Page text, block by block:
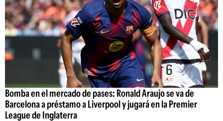
Bomba en el mercado de pases: Ronald Araujo se va de
Barcelona a préstamo a Liverpool y jugará en la Premier
League de Inglaterra